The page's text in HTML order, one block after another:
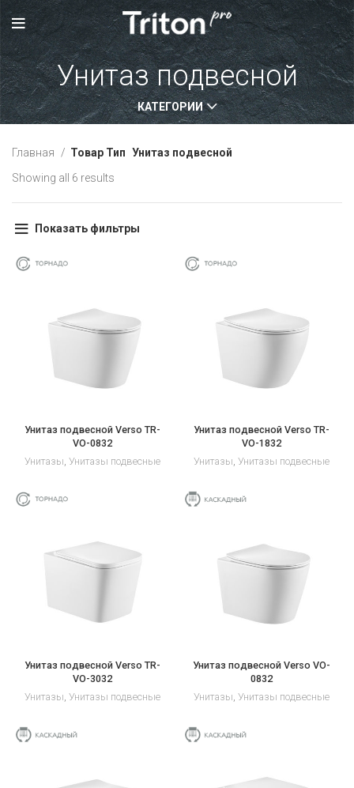
Унитаз подвесной
КАТЕГОРИИ
Главная Товар Тип Унитаз подвесной
Showing all 6 results
Показать фильтры
Унитаз подвесной Verso TR-
VO-0832
Унитазы, Унитазы подвесные
Унитаз подвесной Verso TR-
VO-1832
Унитазы, Унитазы подвесные
Унитаз подвесной Verso TR-
VO-3032
Унитазы, Унитазы подвесные
Унитаз подвесной Verso VO-
0832
Унитазы, Унитазы подвесные